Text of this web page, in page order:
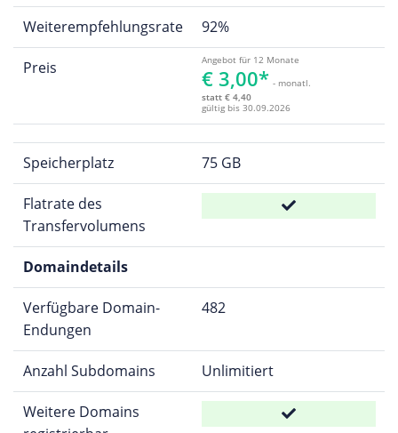
Weiterempfehlungsrate 92%
Preis Angebot für 12 Monate
€ 3,00* - monatl.
statt € 4,40
gültig bis 30.09.2026
Speicherplatz 75 GB
Flatrate des
Transfervolumens
Domaindetails
Verfügbare Domain-
Endungen
482
Anzahl Subdomains Unlimitiert
Weitere Domains